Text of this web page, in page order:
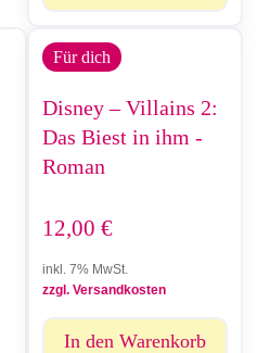
Für dich
Disney – Villains 2:
Das Biest in ihm -
Roman
12,00 €
inkl. 7% MwSt.
zzgl. Versandkosten
In den Warenkorb